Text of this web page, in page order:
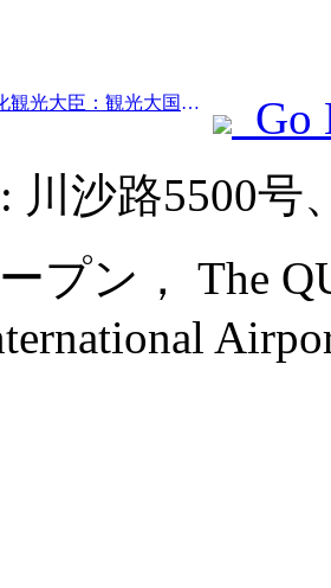
Prev:孫イェリ文化観光大臣：観光大国の建設を推進し、質の高い観光商品の供給を充実させる。
Go
川沙路5500号
プン， The